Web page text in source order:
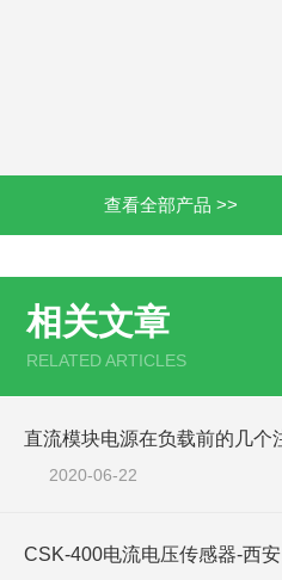
查看全部产品 >>
相关文章
RELATED ARTICLES
2020-06-22